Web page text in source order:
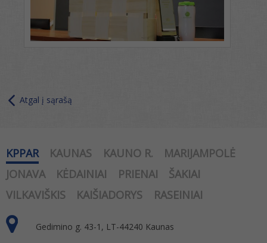
Atgal į sąrašą
KPPAR KAUNAS KAUNO R.
MARIJAMPOLĖ
JONAVA
KĖDAINIAI PRIENAI
ŠAKIAI
VILKAVIŠKIS
KAIŠIADORYS RASEINIAI
Gedimino g. 43-1, LT-44240 Kaunas